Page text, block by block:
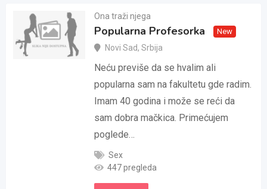
Ona traži njega
Popularna Profesorka New
Novi Sad, Srbija
Neću previše da se hvalim ali
popularna sam na fakultetu gde radim.
Imam 40 godina i može se reći da
sam dobra mačkica. Primećujem
poglede…
Sex
447 pregleda